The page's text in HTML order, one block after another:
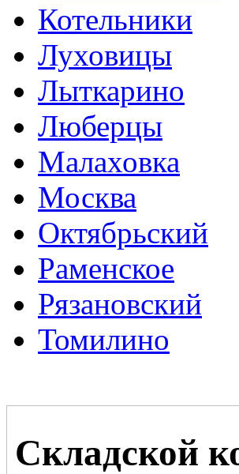
Котельники
Луховицы
Лыткарино
Люберцы
Малаховка
Москва
Октябрьский
Раменское
Рязановский
Томилино
Складской